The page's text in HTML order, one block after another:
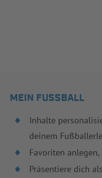
MEIN FUSSBALL
Inhalte
deinem
Favoriten
Präsentiere dich